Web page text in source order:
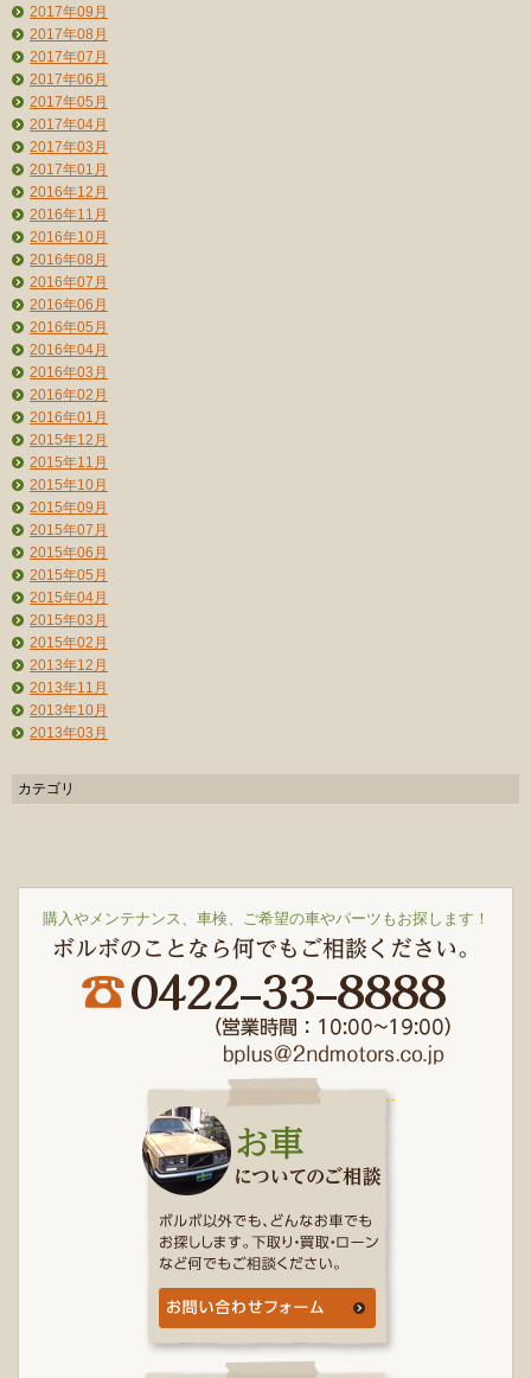
2017年09月
2017年08月
2017年07月
2017年06月
2017年05月
2017年04月
2017年03月
2017年01月
2016年12月
2016年11月
2016年10月
2016年08月
2016年07月
2016年06月
2016年05月
2016年04月
2016年03月
2016年02月
2016年01月
2015年12月
2015年11月
2015年10月
2015年09月
2015年07月
2015年06月
2015年05月
2015年04月
2015年03月
2015年02月
2013年12月
2013年11月
2013年10月
2013年03月
カテゴリ
購入やメンテナンス、車検、ご希望の車やパーツもお探します！
ボルボのことなら何でもご相談ください。